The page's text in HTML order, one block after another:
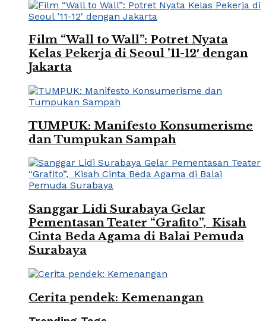
Film “Wall to Wall”: Potret Nyata
Kelas Pekerja di Seoul ’11-12′ dengan
Jakarta
TUMPUK: Manifesto Konsumerisme
dan Tumpukan Sampah
Sanggar Lidi Surabaya Gelar
Pementasan Teater “Grafito”, Kisah
Cinta Beda Agama di Balai Pemuda
Surabaya
Cerita pendek: Kemenangan